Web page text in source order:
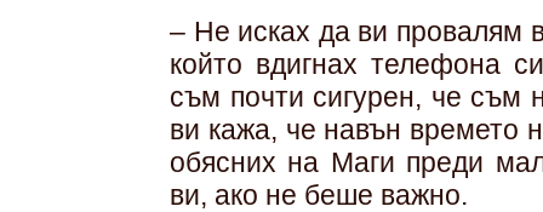
– Не исках да ви провалям
който вдигнах телефона
съм почти сигурен, че съм
ви кажа, че навън времето
обясних на Маги преди
ви, ако не беше важно.